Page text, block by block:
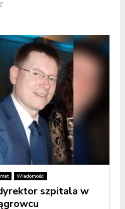
Wiadomości
szpitala w